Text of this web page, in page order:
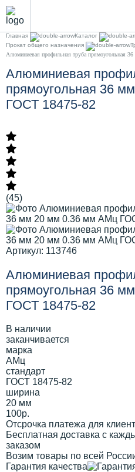
Главная
Каталог
Прокат общего назначения
Алюминиевая профильная труба
Алюминиевая
прямоугольная 36
ГОСТ 18475-82
(45)
Артикул: 113746
Алюминиевая
прямоугольная 36
ГОСТ 18475-82
В наличии
заканчивается
марка
АМц
стандарт
ГОСТ 18475-82
ширина
20 мм
100р.
Отсрочка платежа для
Бесплатная доставка с
заказом
Возим товары по всей
Гарантия качества